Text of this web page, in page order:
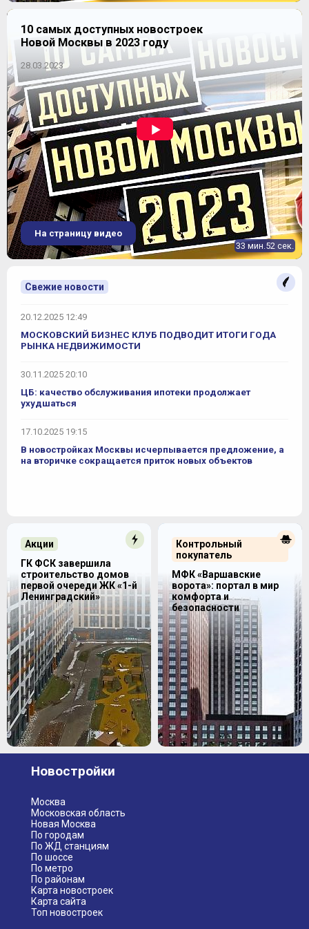
10 самых доступных новостроек
Новой Москвы в 2023 году
28.03.2023
33 мин.52 сек.
На страницу видео
Свежие новости
20.12.2025 12:49
МОСКОВСКИЙ БИЗНЕС КЛУБ ПОДВОДИТ ИТОГИ ГОДА
РЫНКА НЕДВИЖИМОСТИ
30.11.2025 20:10
ЦБ: качество обслуживания ипотеки продолжает
ухудшаться
17.10.2025 19:15
В новостройках Москвы исчерпывается предложение, а
на вторичке сокращается приток новых объектов
Контрольный
покупатель
МФК «Варшавские
ворота»: портал в мир
комфорта и
безопасности
Акции
ГК ФСК завершила
строительство домов
первой очереди ЖК «1-й
Ленинградский»
Новостройки
Москва
Московская область
Новая Москва
По городам
По ЖД станциям
По шоссе
По метро
По районам
Карта новостроек
Карта сайта
Топ новостроек